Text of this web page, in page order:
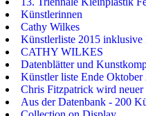
Künstlerinnen
Cathy Wilkes
Künstlerliste 2015 inklusive
CATHY WILKES
Datenblätter und
Künstler liste Ende Oktober
Chris Fitzpatrick wird
Aus der Datenbank - 200